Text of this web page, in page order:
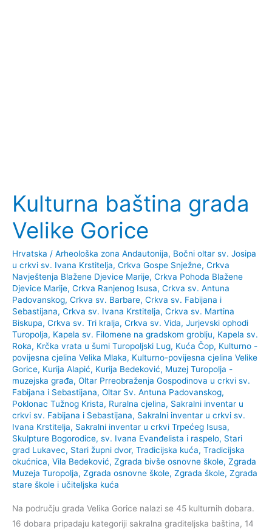
Kulturna baština grada
Velike Gorice
Hrvatska / Arheološka zona Andautonija, Bočni oltar sv. Josipa
u crkvi sv. Ivana Krstitelja, Crkva Gospe Snježne, Crkva
Navještenja Blažene Djevice Marije, Crkva Pohoda Blažene
Djevice Marije, Crkva Ranjenog Isusa, Crkva sv. Antuna
Padovanskog, Crkva sv. Barbare, Crkva sv. Fabijana i
Sebastijana, Crkva sv. Ivana Krstitelja, Crkva sv. Martina
Biskupa, Crkva sv. Tri kralja, Crkva sv. Vida, Jurjevski ophodi
Turopolja, Kapela sv. Filomene na gradskom groblju, Kapela sv.
Roka, Krčka vrata u šumi Turopoljski Lug, Kuća Čop, Kulturno -
povijesna cjelina Velika Mlaka, Kulturno-povijesna cjelina Velike
Gorice, Kurija Alapić, Kurija Bedeković, Muzej Turopolja -
muzejska građa, Oltar Prreobraženja Gospodinova u crkvi sv.
Fabijana i Sebastijana, Oltar Sv. Antuna Padovanskog,
Poklonac Tužnog Krista, Ruralna cjelina, Sakralni inventar u
crkvi sv. Fabijana i Sebastijana, Sakralni inventar u crkvi sv.
Ivana Krstitelja, Sakralni inventar u crkvi Trpećeg Isusa,
Skulpture Bogorodice, sv. Ivana Evanđelista i raspelo, Stari
grad Lukavec, Stari župni dvor, Tradicijska kuća, Tradicijska
okućnica, Vila Bedeković, Zgrada bivše osnovne škole, Zgrada
Muzeja Turopolja, Zgrada osnovne škole, Zgrada škole, Zgrada
stare škole i učiteljska kuća
Na području grada Velika Gorice nalazi se 45 kulturnih dobara.
16 dobara pripadaju kategoriji sakralna graditeljska baština, 14